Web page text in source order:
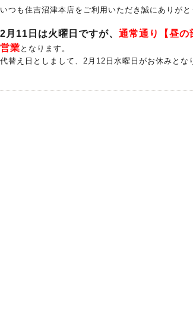
いつも住吉沼津本店をご利用いただき誠にありがと
2月11日は火曜日ですが、 通常通り【昼
営業 となります。
代替え日としまして、2月12日水曜日がお休みとな